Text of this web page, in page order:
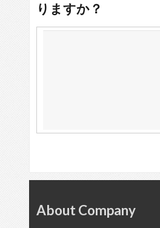
りますか？
About Company